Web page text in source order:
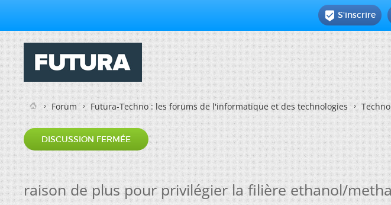
 S'inscrire
Forum Futura-Techno : les forums de l'informatique et des technologies
DISCUSSION FERMÉE
raison de plus pour privilégier la filière ethanol/